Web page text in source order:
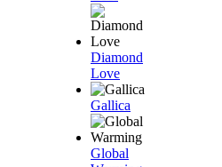
Diamond
Love
Gallica
Global